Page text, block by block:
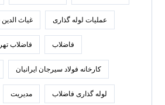
عملیات لوله گذاری غیاث
فاضلاب فاضلاب
كارخانه فولاد سيرجان ايرانيان
لوله گذاری فاضلاب مدیریت